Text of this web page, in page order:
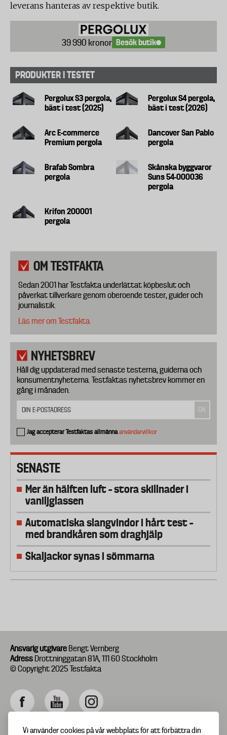
Vi använder cookies på vår webbplats för att förbättra din
leverans hanteras av respektive butik.
39 990 kronor Besök butik
PRODUKTER I TESTET
Pergolux S3 pergola,
bäst i test (2025)
Pergolux S4 pergola,
bäst i test (2026)
Arc E-commerce
Premium pergola
Dancover San Pablo
pergola
Brafab Sombra
pergola
Skånska byggvaror
Suns 54-000036
pergola
Krifon 200001
pergola
OM TESTFAKTA
Sedan 2001 har Testfakta underlättat köpbeslut och
påverkat tillverkare genom oberoende tester, guider och
journalistik.
Läs mer om Testfakta.
NYHETSBREV
Håll dig uppdaterad med senaste testerna, guiderna och
konsumentnyheterna. Testfaktas nyhetsbrev kommer en
gång i månaden.
Jag accepterar Testfaktas allmännaanvändarvillkor
SENASTE
Mer än hälften luft – stora skillnader i
vaniljglassen
Automatiska slangvindor i hårt test –
med brandkåren som draghjälp
Skaljackor synas i sömmarna
Ansvarig utgivare Bengt Vernberg
Adress Drottninggatan 81A, 111 60 Stockholm
© Copyright 2025 Testfakta